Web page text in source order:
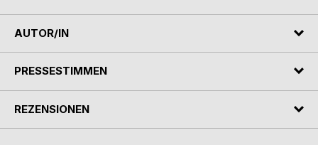
AUTOR/IN
PRESSESTIMMEN
REZENSIONEN